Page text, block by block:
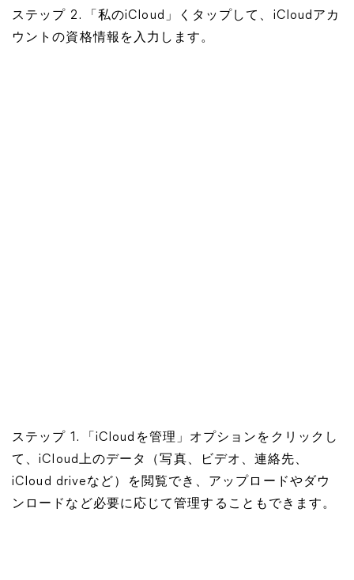
ステップ 2. 「私のiCloud」くタップして、iCloudアカ
ウントの資格情報を入力します。
ステップ 1. 「iCloudを管理」オプションをクリックし
て、iCloud上のデータ（写真、ビデオ、連絡先、
iCloud driveなど）を閲覧でき、アップロードやダウ
ンロードなど必要に応じて管理することもできます。